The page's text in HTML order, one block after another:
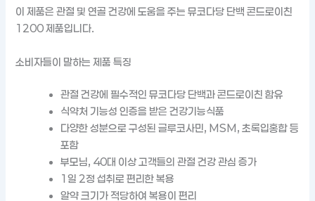
이 제품은 관절 및 연골 건강에 도움을 주는 뮤코다당 단백 콘드로이친
1200 제품입니다.
소비자들이 말하는 제품 특징
관절 건강에 필수적인 뮤코다당 단백과 콘드로이친 함유
식약처 기능성 인증을 받은 건강기능식품
다양한 성분으로 구성된 글루코사민, MSM, 초록입홍합 등
포함
부모님, 40대 이상 고객들의 관절 건강 관심 증가
1일 2정 섭취로 편리한 복용
알약 크기가 적당하여 복용이 편리